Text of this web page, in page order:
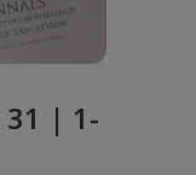
| 1-